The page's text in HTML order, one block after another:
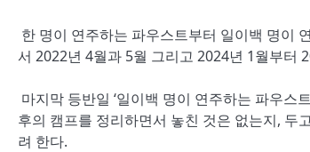
한 명이 연주하는 파우스트부터 일이백 명이
서 2022년 4월과 5월 그리고 2024년 1월부터
마지막 등반일 ‘일이백 명이 연주하는 파우스트
후의 캠프를 정리하면서 놓친 것은 없는지, 두
려 한다.